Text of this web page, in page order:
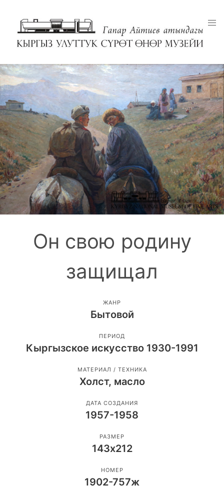
Он свою родину
защищал
ЖАНР
Бытовой
ПЕРИОД
Кыргызское искусство 1930-1991
МАТЕРИАЛ / ТЕХНИКА
Холст, масло
ДАТА СОЗДАНИЯ
1957-1958
РАЗМЕР
143х212
НОМЕР
1902-757ж